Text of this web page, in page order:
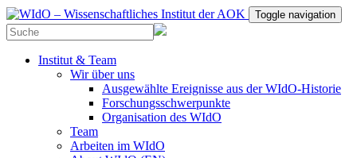
Toggle navigation
Institut & Team
Wir über uns
Ausgewählte Ereignisse aus der WIdO-Historie
Forschungsschwerpunkte
Organisation des WIdO
Team
Arbeiten im WIdO